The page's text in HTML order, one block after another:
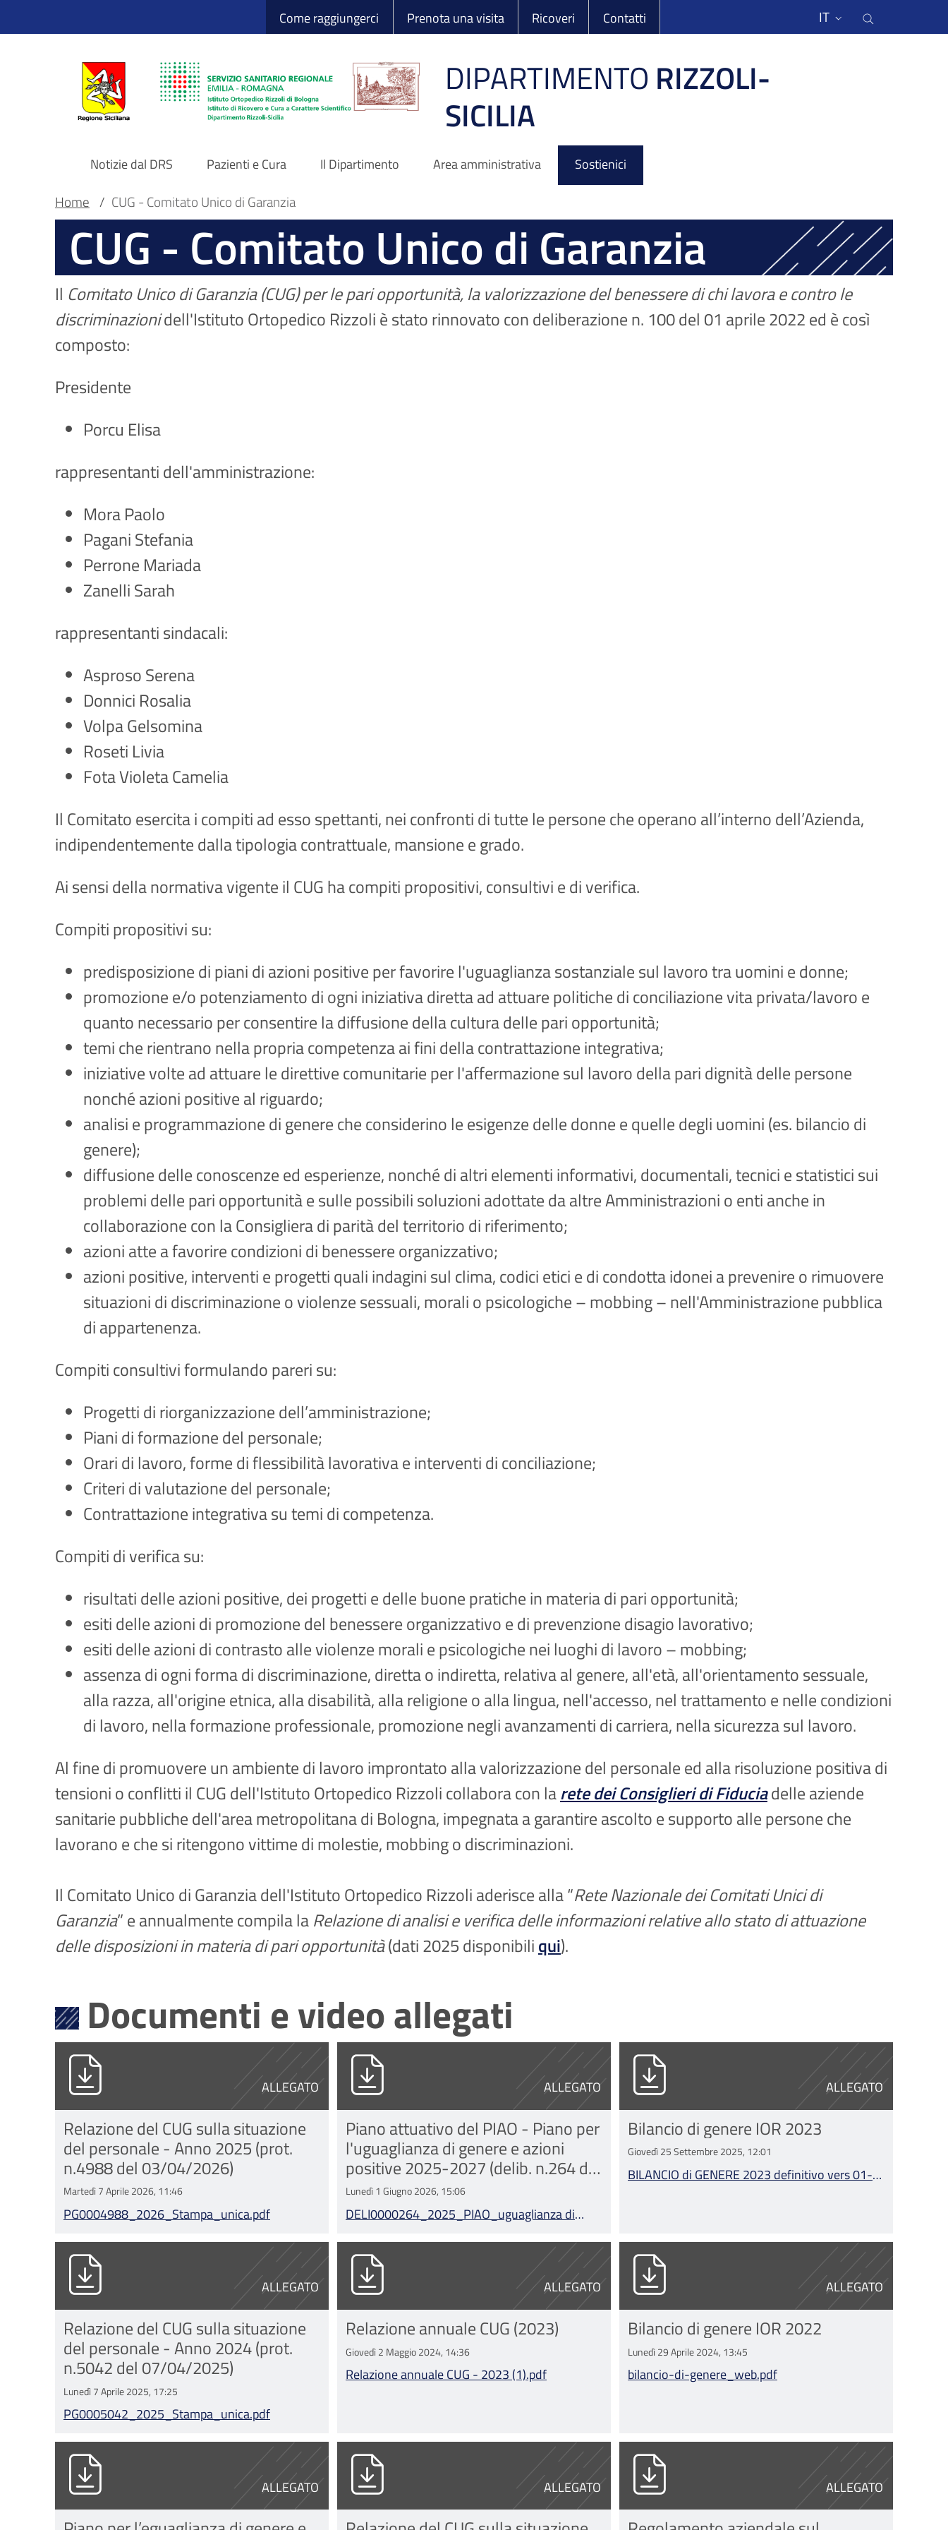
al
Sito Web Istituto Ortopedico Rizzoli
Come raggiungerci Prenota una visita Ricoveri Contatti IT
DIPARTIMENTO RIZZOLI-
SICILIA
Navigazione
principale
DRS
Notizie dal DRS Pazienti e Cura Il Dipartimento Area amministrativa Sostienici
Main container
Briciole
pane
Home / CUG - Comitato Unico di Garanzia
CUG - Comitato Unico di Garanzia
Il Comitato Unico di Garanzia (CUG) per le pari opportunità, la valorizzazione del benessere di chi lavora e contro le
discriminazionidell'Istituto Ortopedico Rizzoli è stato rinnovato con deliberazione n. 100 del 01 aprile 2022 ed è così
composto:
Presidente
Porcu Elisa
rappresentanti dell'amministrazione:
Mora Paolo
Pagani Stefania
Perrone Mariada
Zanelli Sarah
rappresentanti sindacali:
Asproso Serena
Donnici Rosalia
Volpa Gelsomina
Roseti Livia
Fota Violeta Camelia
Il Comitato esercita i compiti ad esso spettanti, nei confronti di tutte le persone che operano all’interno dell’Azienda,
indipendentemente dalla tipologia contrattuale, mansione e grado.
Ai sensi della normativa vigente il CUG ha compiti propositivi, consultivi e di verifica.
Compiti propositivi su:
predisposizione di piani di azioni positive per favorire l'uguaglianza sostanziale sul lavoro tra uomini e donne;
promozione e/o potenziamento di ogni iniziativa diretta ad attuare politiche di conciliazione vita privata/lavoro e
quanto necessario per consentire la diffusione della cultura delle pari opportunità;
temi che rientrano nella propria competenza ai fini della contrattazione integrativa;
iniziative volte ad attuare le direttive comunitarie per l'affermazione sul lavoro della pari dignità delle persone
nonché azioni positive al riguardo;
analisi e programmazione di genere che considerino le esigenze delle donne e quelle degli uomini (es. bilancio di
genere);
diffusione delle conoscenze ed esperienze, nonché di altri elementi informativi, documentali, tecnici e statistici sui
problemi delle pari opportunità e sulle possibili soluzioni adottate da altre Amministrazioni o enti anche in
collaborazione con la Consigliera di parità del territorio di riferimento;
azioni atte a favorire condizioni di benessere organizzativo;
azioni positive, interventi e progetti quali indagini sul clima, codici etici e di condotta idonei a prevenire o rimuovere
situazioni di discriminazione o violenze sessuali, morali o psicologiche – mobbing – nell'Amministrazione pubblica
di appartenenza.
Compiti consultivi formulando pareri su:
Progetti di riorganizzazione dell’amministrazione;
Piani di formazione del personale;
Orari di lavoro, forme di flessibilità lavorativa e interventi di conciliazione;
Criteri di valutazione del personale;
Contrattazione integrativa su temi di competenza.
Compiti di verifica su:
risultati delle azioni positive, dei progetti e delle buone pratiche in materia di pari opportunità;
esiti delle azioni di promozione del benessere organizzativo e di prevenzione disagio lavorativo;
esiti delle azioni di contrasto alle violenze morali e psicologiche nei luoghi di lavoro – mobbing;
assenza di ogni forma di discriminazione, diretta o indiretta, relativa al genere, all'età, all'orientamento sessuale,
alla razza, all'origine etnica, alla disabilità, alla religione o alla lingua, nell'accesso, nel trattamento e nelle condizioni
di lavoro, nella formazione professionale, promozione negli avanzamenti di carriera, nella sicurezza sul lavoro.
Al fine di promuovere un ambiente di lavoro improntato alla valorizzazione del personale ed alla risoluzione positiva di
tensioni o conflitti il CUG dell'Istituto Ortopedico Rizzoli collabora con larete dei Consiglieri di Fiduciadelle aziende
sanitarie pubbliche dell'area metropolitana di Bologna, impegnata a garantire ascolto e supporto alle persone che
lavorano e che si ritengono vittime di molestie, mobbing o discriminazioni.
Il Comitato Unico di Garanzia dell'Istituto Ortopedico Rizzoli aderisce alla “Rete Nazionale dei Comitati Unici di
Garanzia” e annualmente compila laRelazione di analisi e verifica delle informazioni relative allo stato di attuazione
delle disposizioni in materia di pari opportunità(dati 2025 disponibiliqui).
Documenti e video allegati
ALLEGATO
PG0004988_2026_Stampa_unica.pdf
Relazione del CUG sulla situazione
del personale - Anno 2025 (prot.
n.4988 del 03/04/2026)
Martedì 7 Aprile 2026, 11:46
PG0004988_2026_Stampa_unica.pdf
ALLEGATO
DELI0000264_2025_PIAO_uguaglianza di genere A.pdf
Piano attuativo del PIAO - Piano per
l'uguaglianza di genere e azioni
positive 2025-2027 (delib. n.264 del
31/10/2025)
Lunedì 1 Giugno 2026, 15:06
DELI0000264_2025_PIAO_uguaglianza di
ALLEGATO
BILANCIO di GENERE 2023 definitivo vers
Bilancio di genere IOR 2023
Giovedì 25 Settembre 2025, 12:01
BILANCIO di GENERE 2023 definitivo vers 01-
ALLEGATO
PG0005042_2025_Stampa_unica.pdf
Relazione del CUG sulla situazione
del personale - Anno 2024 (prot.
n.5042 del 07/04/2025)
Lunedì 7 Aprile 2025, 17:25
PG0005042_2025_Stampa_unica.pdf
ALLEGATO
Relazione annuale CUG - 2023 (1).pdf
Relazione annuale CUG (2023)
Giovedì 2 Maggio 2024, 14:36
Relazione annuale CUG - 2023 (1).pdf
ALLEGATO
bilancio-di-genere_web.pdf
Bilancio di genere IOR 2022
Lunedì 29 Aprile 2024, 13:45
bilancio-di-genere_web.pdf
ALLEGATO
DELI0000314_2023_Piano eguaglianza di genere e azioni positive 2023-2025.pdf
ALLEGATO
Relazione CUG IOR_2022_02.pdf
ALLEGATO
DELI0000002_2023_Regolamento